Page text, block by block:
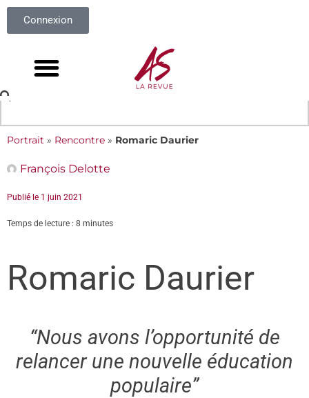
Connexion
Portrait » Rencontre » Romaric Daurier
François Delotte
Publié le 1 juin 2021
Temps de lecture : 8 minutes
Romaric Daurier
“Nous avons l’opportunité de
relancer une nouvelle éducation
populaire”